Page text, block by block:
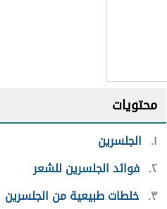
محتويات
١ الجلسرين
٢ فوائد الجلسرين للشعر
٣ خلطات طبيعية من الجلسرين